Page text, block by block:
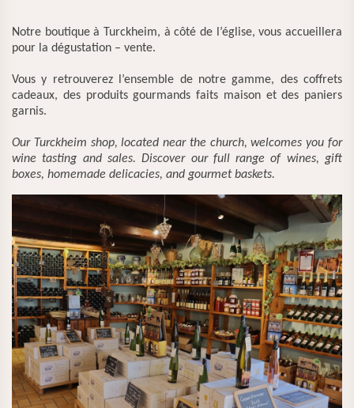
Notre boutique à Turckheim, à côté de l’église, vous accueillera
pour la dégustation – vente.
Vous y retrouverez l’ensemble de notre gamme, des coffrets
cadeaux, des produits gourmands faits maison et des paniers
garnis.
Our Turckheim shop, located near the church, welcomes you for
wine tasting and sales. Discover our full range of wines, gift
boxes, homemade delicacies, and gourmet baskets.